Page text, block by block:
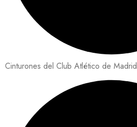
Cinturones del Club Atlético de Madrid